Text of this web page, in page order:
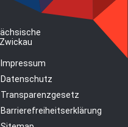
Impressum
Datenschutz
Transparenzgesetz
Barrierefreiheitserklärung